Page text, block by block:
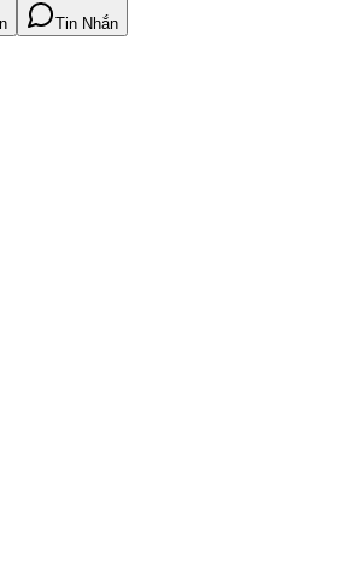
Tin Nhắn